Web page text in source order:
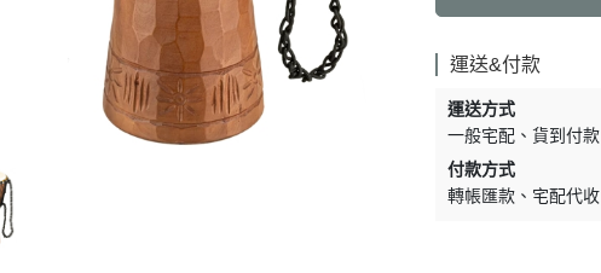
運送&付款
運送方式
一般宅配
貨到付款
付款方式
轉帳匯款
宅配代收